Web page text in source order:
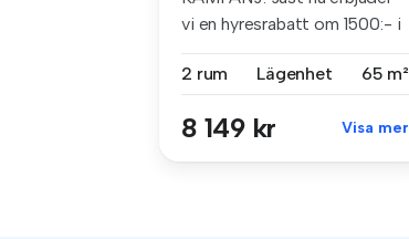
vi en hyresrabatt om 1500:- i
2 rum
Lägenhet 65 m²
8 149 kr Visa mer